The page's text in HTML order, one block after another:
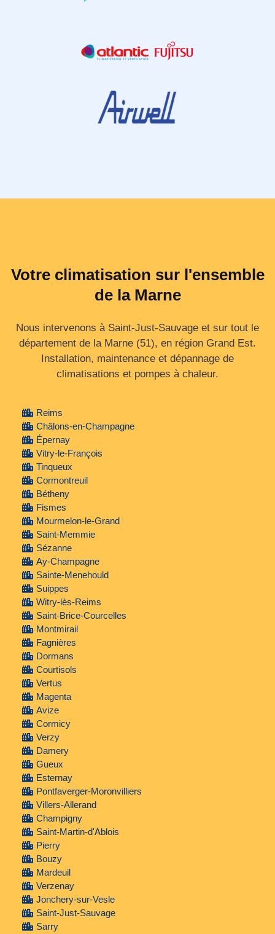
Votre climatisation sur l'ensemble
de la Marne
Nous intervenons à Saint-Just-Sauvage et sur tout le
département de la Marne (51), en région Grand Est.
Installation, maintenance et dépannage de
climatisations et pompes à chaleur.
Reims
Châlons-en-Champagne
Épernay
Vitry-le-François
Tinqueux
Cormontreuil
Bétheny
Fismes
Mourmelon-le-Grand
Saint-Memmie
Sézanne
Ay-Champagne
Sainte-Menehould
Suippes
Witry-lès-Reims
Saint-Brice-Courcelles
Montmirail
Fagnières
Dormans
Courtisols
Vertus
Magenta
Avize
Cormicy
Verzy
Damery
Gueux
Esternay
Pontfaverger-Moronvilliers
Villers-Allerand
Champigny
Saint-Martin-d'Ablois
Pierry
Bouzy
Mardeuil
Verzenay
Jonchery-sur-Vesle
Saint-Just-Sauvage
Sarry